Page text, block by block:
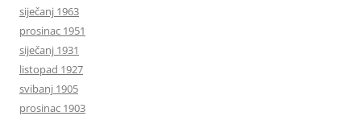
siječanj 1963
prosinac 1951
siječanj 1931
listopad 1927
svibanj 1905
prosinac 1903